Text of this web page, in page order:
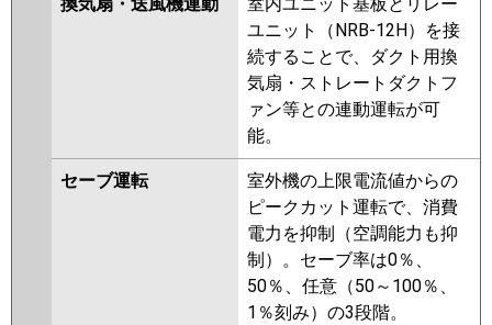
ユニット（NRB-12H）を接
続することで、ダクト用換
気扇・ストレートダクトフ
ァン等との連動運転が可
能。
セーブ運転
室外機の上限電流値からの
ピークカット運転で、消費
電力を抑制（空調能力も抑
制）。セーブ率は0％、
50％、任意（50～100％、
1％刻み）の3段階。